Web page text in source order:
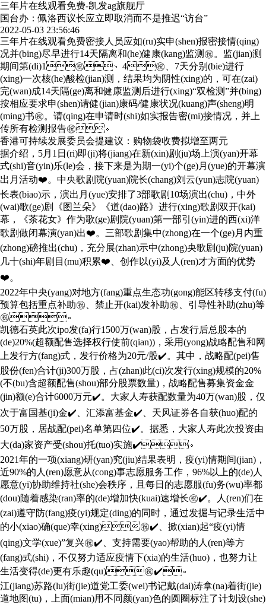
三年片在线观看免费-凯发ag旗舰厅
国台办：佩洛西议长应立即取消而不是推迟“访台”
2022-05-03 23:56:46
三年片在线观看免费密接人员应如(ru)实申(shen)报密接情(qing)
况并(bing)尽早进行14天隔离和(he)健康(kang)监测㊗️。监(jian)测
期间第(di)1㊗️、4㊗️、7天分别(bie)进行
(xing)一次核(he)酸检(jian)测，结果均为阴性(xing)的，可在(zai)
完(wan)成14天隔(ge)离和健康监测后进行(xing)“双检测”并(bing)
按相应要求申(shen)请健(jian)康码/健康状况(kuang)声(sheng)明
(ming)书㊗️。请(qing)在申请时(shi)如实报告密(mi)接情况，并上
传所有检测报告㊗️。
香港可持续发展委员会提建议：购物袋收费拟增至两元
据介绍，5月1日(ri)即(ji)将(jiang)在新(xin)剧(ju)场上演(yan)开幕
式(shi)音(yin)乐(le)会，接下来是为期一(yi)个(ge)月(yue)的开幕演
出月活动❤️。中央歌剧院(yuan)院长(chang)刘云(yun)志院(yuan)
长表(biao)示，演出月(yue)安排了3部歌剧10场演出(chu)，中外
(wai)歌(ge)剧《图兰朵》《道(dao)路》进行(xing)歌剧双开(kai)
幕，《茶花女》作为歌(ge)剧院(yuan)第一部引(yin)进的西(xi)洋
歌剧做闭幕演(yan)出❤️。三部歌剧集中(zhong)在一个(ge)月内重
(zhong)磅推出(chu)，充分展(zhan)示中(zhong)央歌剧(ju)院(yuan)
几十(shi)年剧目(mu)积累❤️、创作以(yi)及人(ren)才方面的优势
❤️。
2022年中央(yang)对地方(fang)重点生态功(gong)能区转移支付(fu)
预算包括重点补助㊗️、禁止开(kai)发补助㊗️、引导性补助(zhu)等
㊗️。
凯德石英此次ipo发(fa)行1500万(wan)股，占发行后总股本的
(de)20%(超额配售选择权行使前(qian))，采用(yong)战略配售和网
上发行方(fang)式，发行价格为20元/股✔️。其中，战略配(pei)售
股份(fen)合计(ji)300万股，占(zhan)此(ci)次发行(xing)规模的20%
(不(bu)含超额配售(shou)部分股票数量)，战略配售募集资金金
(jin)额(e)合计6000万元✔️。大家人寿获配数量为40万(wan)股，仅
次于富国基(ji)金✔️、汇添富基金✔️、天风证券各自获(huo)配的
50万股，居战配(pei)名单第四位✔️。据悉，大家人寿此次投资由
大(da)家资产受(shou)托(tuo)实施✔️。
2021年的一项(xiang)研(yan)究(jiu)结果表明，疫(yi)情期间(jian)，
近90%的人(ren)愿意从(cong)事志愿服务工作，96%以上的(de)人
愿意(yi)协助维持社(she)会秩序，且每日的志愿服(fu)务(wu)率都
(dou)随着感染(ran)率的(de)增加快(kuai)速增长㊗️✔️。人(ren)们在
(zai)遵守防(fang)疫(yi)规定(ding)的同时，通过发掘与记录生活中
的小(xiao)确(que)幸(xing)㊗️✔️、掀(xian)起“疫(yi)情
(qing)文学(xue)”复兴㊗️✔️、支持需要(yao)帮助的人(ren)等方
(fang)式(shi)，不仅努力适应疫情下(xia)的生活(huo)，也努力让
生活变得(de)更有乐趣(qu)㊗️✔️。
江(jiang)苏路(lu)街(jie)道党工委(wei)书记戴(dai)涛拿(na)着街(jie)
道地图(tu)，上面(mian)用不同颜(yan)色的圆圈标注了计划设(she)